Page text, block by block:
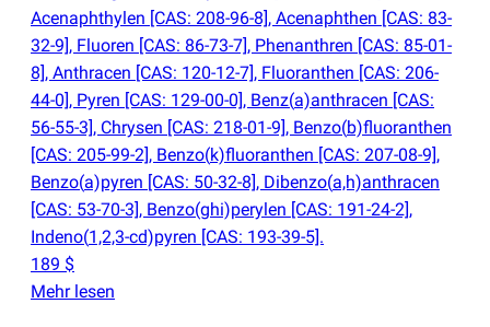
Acenaphthylen [CAS: 208-96-8], Acenaphthen [CAS: 83-
32-9], Fluoren [CAS: 86-73-7], Phenanthren [CAS: 85-01-
8], Anthracen [CAS: 120-12-7], Fluoranthen [CAS: 206-
44-0], Pyren [CAS: 129-00-0], Benz(a)anthracen [CAS:
56-55-3], Chrysen [CAS: 218-01-9], Benzo(b)fluoranthen
[CAS: 205-99-2], Benzo(k)fluoranthen [CAS: 207-08-9],
Benzo(a)pyren [CAS: 50-32-8], Dibenzo(a,h)anthracen
[CAS: 53-70-3], Benzo(ghi)perylen [CAS: 191-24-2],
Indeno(1,2,3-cd)pyren [CAS: 193-39-5].
189 $
Mehr lesen